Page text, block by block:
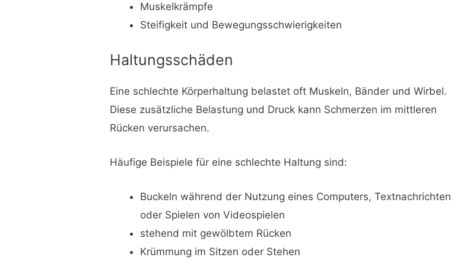
Muskelkrämpfe
Steifigkeit und Bewegungsschwierigkeiten
Haltungsschäden
Eine schlechte Körperhaltung belastet oft Muskeln, Bänder und Wirbel.
Diese zusätzliche Belastung und Druck kann Schmerzen im mittleren
Rücken verursachen.
Häufige Beispiele für eine schlechte Haltung sind:
Buckeln während der Nutzung eines Computers, Textnachrichten
oder Spielen von Videospielen
stehend mit gewölbtem Rücken
Krümmung im Sitzen oder Stehen